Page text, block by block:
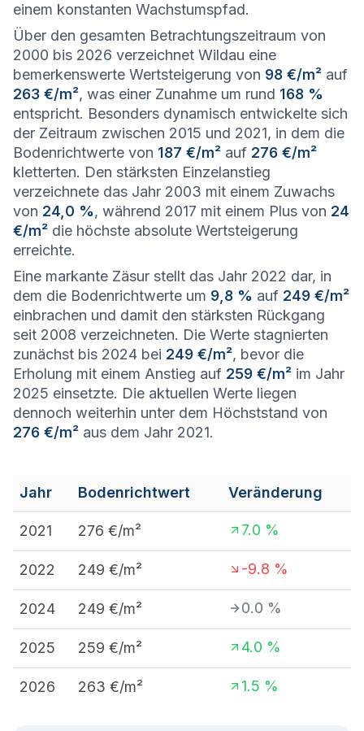
einem konstanten Wachstumspfad.
Über den gesamten Betrachtungszeitraum von
2000 bis 2026 verzeichnet Wildau eine
bemerkenswerte Wertsteigerung von 98 €/m² auf
263 €/m², was einer Zunahme um rund 168 %
entspricht. Besonders dynamisch entwickelte sich
der Zeitraum zwischen 2015 und 2021, in dem die
Bodenrichtwerte von 187 €/m² auf 276 €/m²
kletterten. Den stärksten Einzelanstieg
verzeichnete das Jahr 2003 mit einem Zuwachs
von 24,0 %, während 2017 mit einem Plus von 24
€/m² die höchste absolute Wertsteigerung
erreichte.
Eine markante Zäsur stellt das Jahr 2022 dar, in
dem die Bodenrichtwerte um 9,8 % auf 249 €/m²
einbrachen und damit den stärksten Rückgang
seit 2008 verzeichneten. Die Werte stagnierten
zunächst bis 2024 bei 249 €/m², bevor die
Erholung mit einem Anstieg auf 259 €/m² im Jahr
2025 einsetzte. Die aktuellen Werte liegen
dennoch weiterhin unter dem Höchststand von
276 €/m² aus dem Jahr 2021.
Jahr Bodenrichtwert Veränderung
2021 276 €/m² 7.0 %
2022 249 €/m² -9.8 %
2024 249 €/m² 0.0 %
2025 259 €/m² 4.0 %
2026 263 €/m² 1.5 %